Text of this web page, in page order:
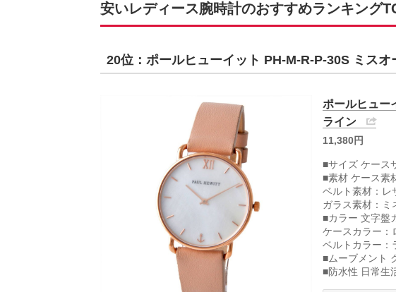
安いレディース腕時計のおすすめランキング
20位：ポールヒューイット PH-M-R-P-30S ミスオ
ポールヒュー
ライン
11,380円
■サイズ ケース
■素材 ケース素
ベルト素材：レ
ガラス素材：ミ
■カラー 文字盤
ケースカラー：
ベルトカラー：
■ムーブメント
■防水性 日常生